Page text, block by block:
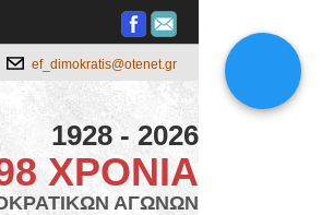
ef_dimokratis@otenet.gr
1928 - 2026
ΧΡΟΝΙΑ
ΑΓΩΝΩΝ